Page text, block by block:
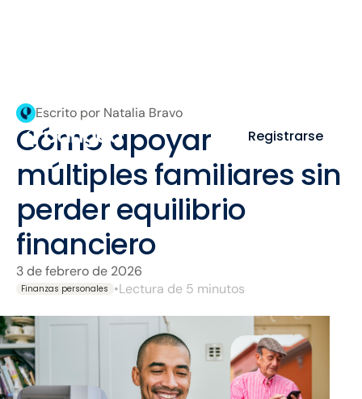
Registrarse
Escrito por Natalia Bravo
Cómo apoyar
múltiples familiares sin
perder equilibrio
financiero
3 de febrero de 2026
Finanzas personales •Lectura de 5 minutos